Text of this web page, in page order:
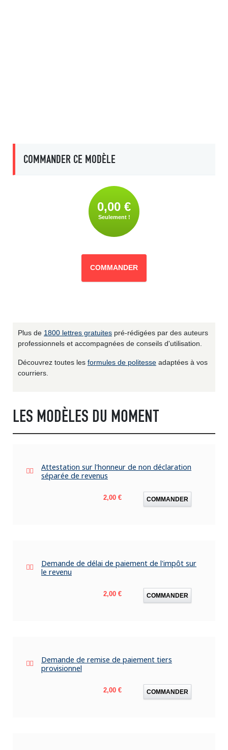
COMMANDER CE MODÈLE
0,00 €
Seulement !
COMMANDER
Plus de 1800 lettres gratuites pré-rédigées par des auteurs
professionnels et accompagnées de conseils d'utilisation.
Découvrez toutes les formules de politesse adaptées à vos
courriers.
LES MODÈLES DU MOMENT
Attestation sur l'honneur de non déclaration
séparée de revenus
Prix
2,00 € COMMANDER
Demande de délai de paiement de l'impôt sur
le revenu
Prix
2,00 € COMMANDER
Demande de remise de paiement tiers
provisionnel
Prix
2,00 € COMMANDER